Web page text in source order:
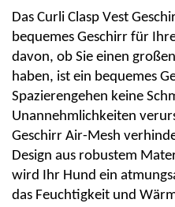
Das Curli Clasp Vest
bequemes Geschirr für
davon, ob Sie einen
haben, ist ein bequemes
Spazierengehen keine
Unannehmlichkeiten
Geschirr Air-Mesh
Design aus robustem
wird Ihr Hund ein
das Feuchtigkeit und